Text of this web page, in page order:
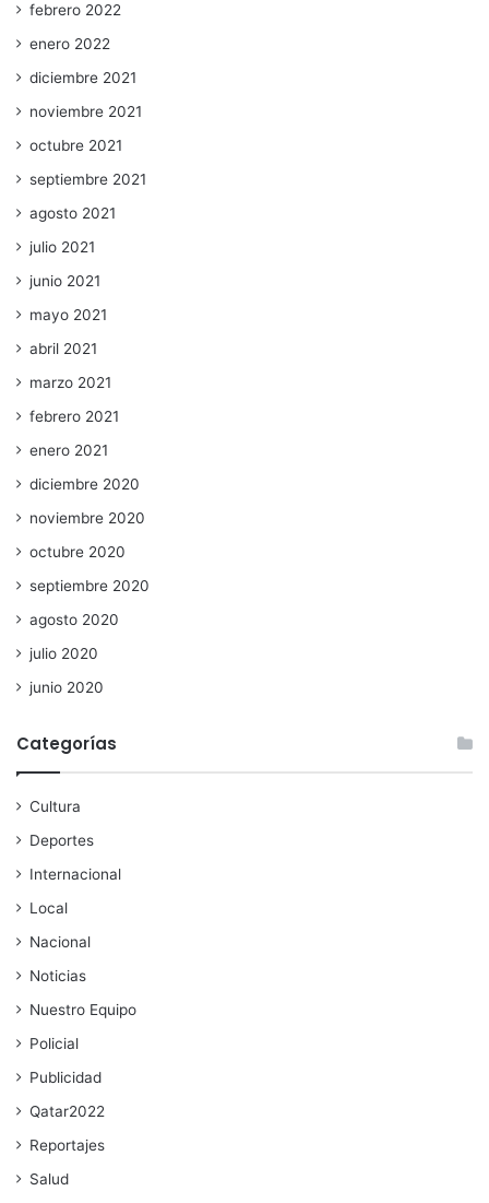
febrero 2022
enero 2022
diciembre 2021
noviembre 2021
octubre 2021
septiembre 2021
agosto 2021
julio 2021
junio 2021
mayo 2021
abril 2021
marzo 2021
febrero 2021
enero 2021
diciembre 2020
noviembre 2020
octubre 2020
septiembre 2020
agosto 2020
julio 2020
junio 2020
Categorías
Cultura
Deportes
Internacional
Local
Nacional
Noticias
Nuestro Equipo
Policial
Publicidad
Qatar2022
Reportajes
Salud